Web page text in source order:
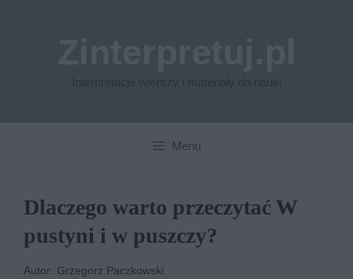
Menu
Dlaczego warto przeczytać W
pustyni i w puszczy?
Autor: Grzegorz Paczkowski